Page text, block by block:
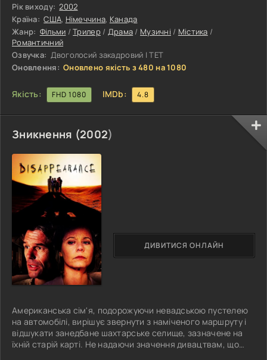
зустрічає колишню дівчину Ембрі. Вона говорить йому про
те, що нещодавно стала бачити хлопця в різних місцях
студентського містечка. Вейд розуміє, що це єдина нитка,
здатна розплутати цей клубок. Тому він зближується з
дівчиною. У
Рік виходу: 2002
Країна: США, Німеччина, Канада
Жанр: Фільми /Трилер/ Драма / Музичні / Містика /
Романтичний
Озвучка: Двоголосий закадровий | ТЕТ
Оновлення: Оновлено якість з 480 на 1080
Якість: FHD 1080 IMDb: 4.8
Зникнення (2002)
Американська сім'я, подорожуючи невадською пустелею
на автомобілі, вирішує звернути з наміченого маршруту і
відшукати занедбане шахтарське селище, зазначене на
їхній старій карті. Не надаючи значення дивацтвам, що
ДИВИТИСЯ ОНЛАЙН